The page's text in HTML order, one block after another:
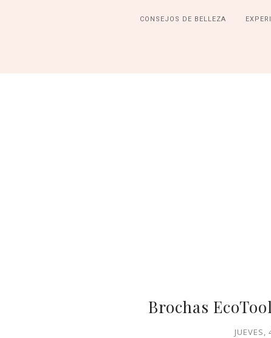
CONSEJOS DE BELLEZA
Brochas
JUEVES,